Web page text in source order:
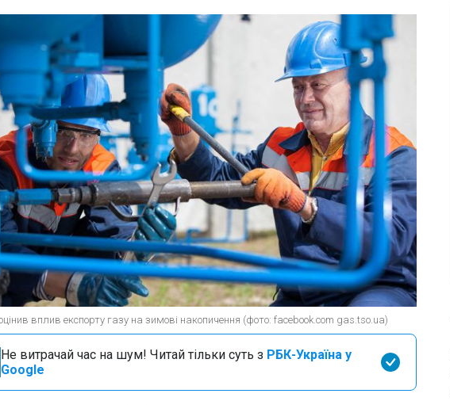
вплив експорту газу на зимові накопичення (фото: facebook.com gas.tso.ua)
Не витрачай час на шум! Читай тільки суть з РБК-Україна у
Google